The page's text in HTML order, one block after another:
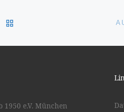
ZURÜCK ZUR
1950 e.V. München